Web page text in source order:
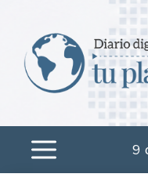
contenido
Menú
9